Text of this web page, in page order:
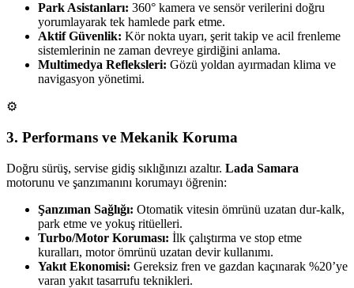
Park Asistanları: 360° kamera ve sensör verilerini doğru
yorumlayarak tek hamlede park etme.
Aktif Güvenlik: Kör nokta uyarı, şerit takip ve acil frenleme
sistemlerinin ne zaman devreye girdiğini anlama.
Multimedya Refleksleri: Gözü yoldan ayırmadan klima ve
navigasyon yönetimi.
⚙️
3. Performans ve Mekanik Koruma
Doğru sürüş, servise gidiş sıklığınızı azaltır. Lada Samara
motorunu ve şanzımanını korumayı öğrenin:
Şanzıman Sağlığı: Otomatik vitesin ömrünü uzatan dur-kalk,
park etme ve yokuş ritüelleri.
Turbo/Motor Koruması: İlk çalıştırma ve stop etme
kuralları, motor ömrünü uzatan devir kullanımı.
Yakıt Ekonomisi: Gereksiz fren ve gazdan kaçınarak %20’ye
varan yakıt tasarrufu teknikleri.